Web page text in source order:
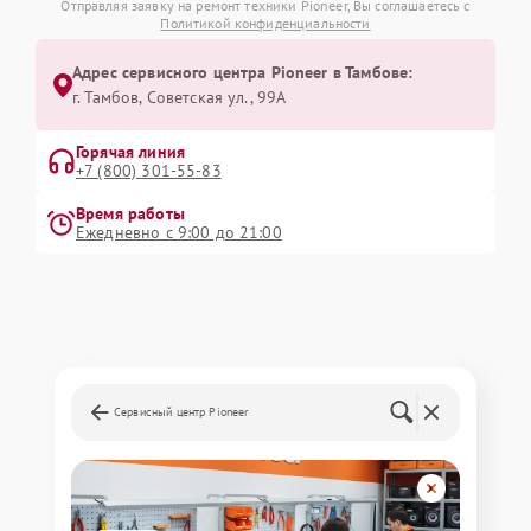
Отправляя заявку на ремонт техники Pioneer, Вы соглашаетесь с
Политикой конфиденциальности
Адрес сервисного центра Pioneer в Тамбове:
г. Тамбов, Советская ул., 99А
Горячая линия
+7 (800) 301-55-83
Время работы
Ежедневно с 9:00 до 21:00
Сервисный центр Pioneer